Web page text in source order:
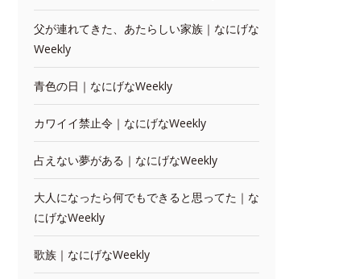
父が連れてきた、あたらしい家族｜なにげな
Weekly
青色の日｜なにげなWeekly
カワイイ禁止令｜なにげなWeekly
占えない夢がある｜なにげなWeekly
大人になったら何でもできると思ってた｜な
にげなWeekly
歌族｜なにげなWeekly